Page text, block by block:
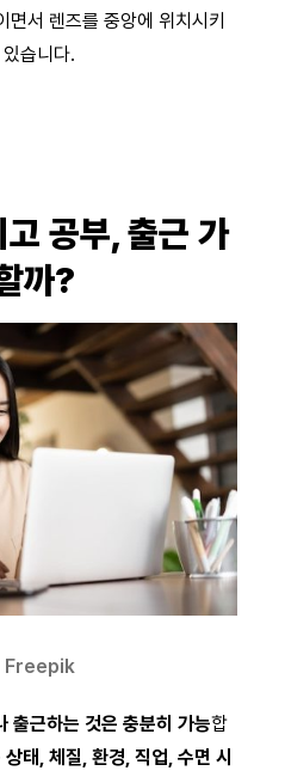
면서 렌즈를 중앙에 위치시키
습니다.
공부, 출근 가
까?
Freepik
출근하는 것은 충분히 가능합
태, 체질, 환경, 직업, 수면 시